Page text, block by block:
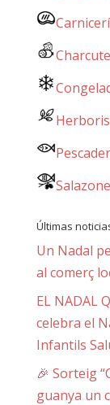
Últimas
Un Nadal
al comerç
EL NADAL
celebra el
Infantils
🎉 Sorteig
guanya un